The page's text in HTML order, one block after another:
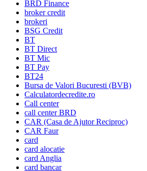
BRD Finance
broker credit
brokeri
BSG Credit
BT
BT Direct
BT Mic
BT Pay
BT24
Bursa de Valori Bucuresti (BVB)
Calculatordecredite.ro
Call center
call center BRD
CAR (Casa de Ajutor Reciproc)
CAR Faur
card
card alocatie
card Anglia
card bancar